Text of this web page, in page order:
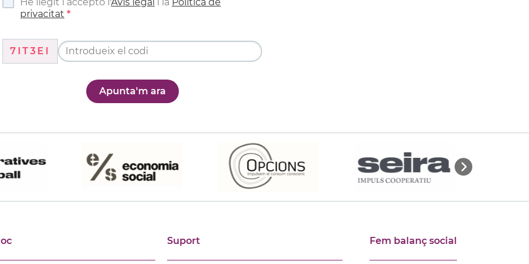
privacitat
7IT3EI
Apunta'm ara
Suport Fem balanç social